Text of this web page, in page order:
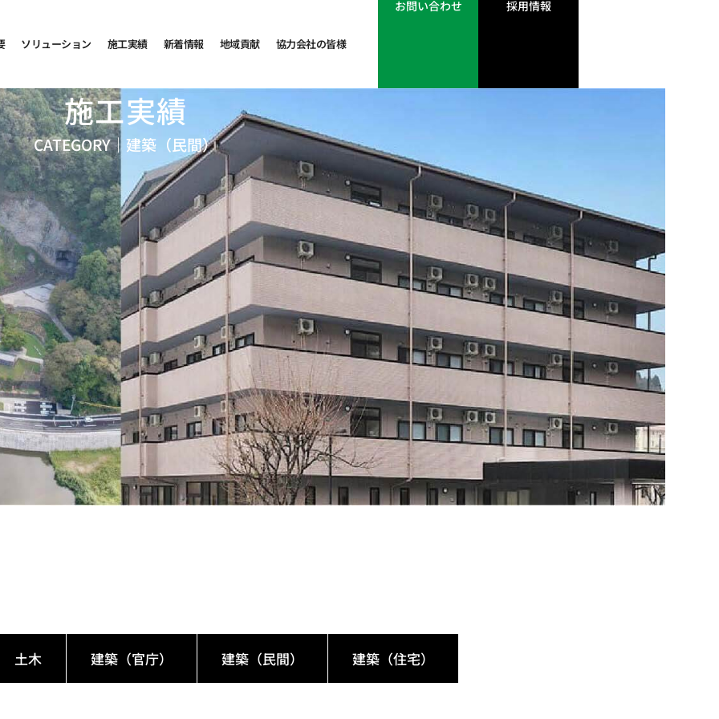
ソリューション 施工実績 新着情報 地域貢献 協力会社の皆様
お問い合わせ 採用情報
施工実績
CATEGORY｜ 建築（民間）
土木 建築（官庁） 建築（民間） 建築（住宅）